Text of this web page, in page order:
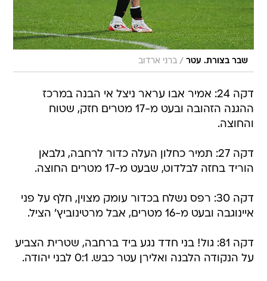
שבר בצורת. עטר / ברני ארדוב
דקה 24: אמיר אבו עראר ניצל אי הבנה במרכז
ההגנה הזהובה ובעט מ-17 מטרים חזק, שטוח
והחוצה.
דקה 27: תמיר כחלון העלה כדור לרחבה, גלבאן
הוריד בחזה לבלדוט, שבעט מ-17 מטרים החוצה.
דקה 30: רפס נשלח בכדור עומק מצוין, חלף על פני
איינוגבה ובעט מ-16 מטרים, אבל מרטינוביץ' הציל.
דקה 81: גול! בני חדד נגע ביד ברחבה, שטרית הצביע
על הנקודה הלבנה ואלירן עטר כבש. 0:1 לבני יהודה.